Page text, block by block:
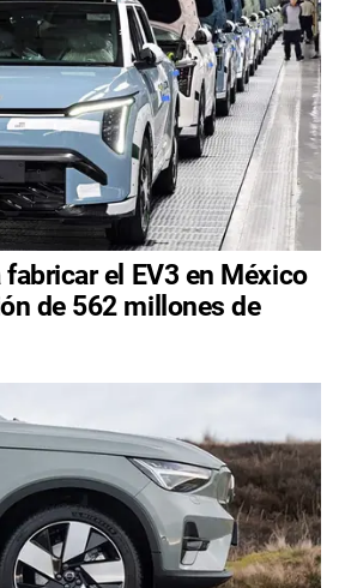
el EV3 en México
de 562 millones de